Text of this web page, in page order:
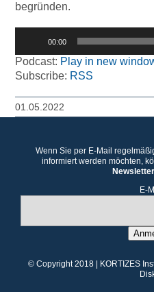
begründen.
00:00
Podcast: Play in new
Subscribe: RSS
01.05.2022
Wenn Sie per E-Mail
informiert werden möchten,
Newsletter
E-
© Copyright 2018 | KORTIZES